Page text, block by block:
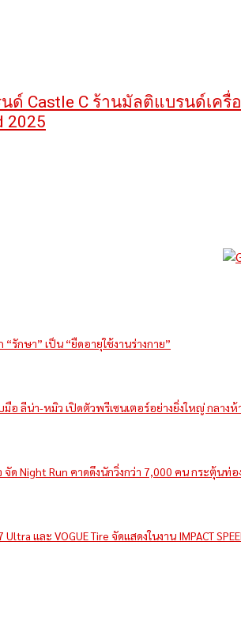
ด์ Castle C ร้านมัลติแบรนด์เครื่
2025
รักษา” เป็น “ยืดอายุใช้งานร่างกาย”
อ ลีน่า-หมิว เปิดตัวพรีเซนเตอร์อย่างยิ่งใหญ่ กลางห้
Night Run คาดดึงนักวิ่งกว่า 7,000 คน กระตุ้นท่อ
และ VOGUE Tire จัดแสดงในงาน IMPACT